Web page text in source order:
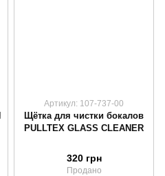
Артикул: 107-737-00
Щётка для чистки бокалов
PULLTEX GLASS CLEANER
320 грн
Продано